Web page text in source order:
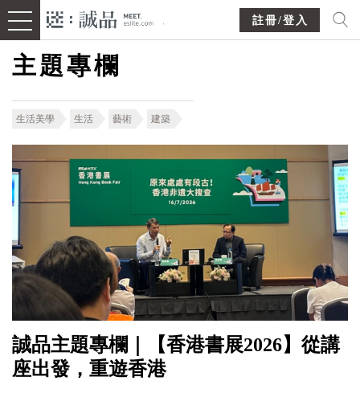
註冊/登入
主題專欄
生活美學 生活 藝術 建築
誠品主題專欄｜【香港書展2026】從講
座出發，重遊香港